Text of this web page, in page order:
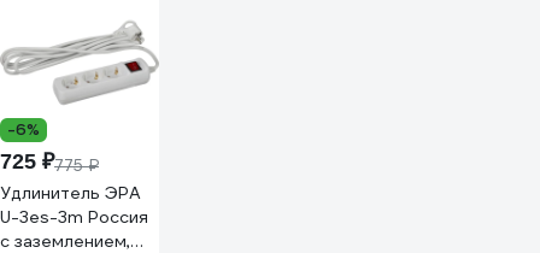
-6%
725 ₽775 ₽
Удлинитель ЭРА
U-3es-3m Россия
с заземлением,